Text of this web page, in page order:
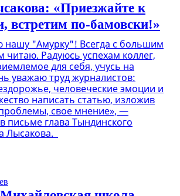
«Приезжайте к
встретим по-бамовски!»
"Амурку"! Всегда с большим
читаю. Радуюсь успехам коллег,
для себя, учусь на
уважаю труд журналистов:
человеческие эмоции и
написать статью, изложив
свое мнение», —
письме глава Тындинского
Лысакова.